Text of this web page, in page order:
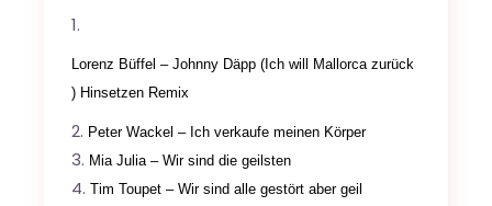
Lorenz Büffel – Johnny Däpp (Ich will Mallorca zurück
) Hinsetzen Remix
Peter Wackel – Ich verkaufe meinen Körper
Mia Julia – Wir sind die geilsten
Tim Toupet – Wir sind alle gestört aber geil